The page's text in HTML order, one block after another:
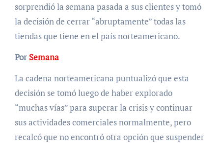
sorprendió la semana pasada a sus clientes y tomó
la decisión de cerrar “abruptamente” todas las
tiendas que tiene en el país norteamericano.
Por Semana
La cadena norteamericana puntualizó que esta
decisión se tomó luego de haber explorado
“muchas vías” para superar la crisis y continuar
sus actividades comerciales normalmente, pero
recalcó que no encontró otra opción que suspender